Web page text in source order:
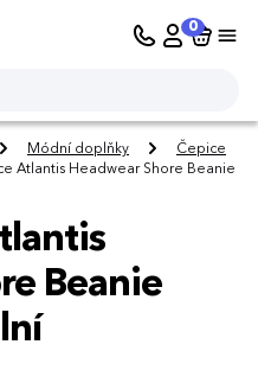
0
Módní doplňky
Čepice
Atlantis Headwear Shore Beanie
Beanie